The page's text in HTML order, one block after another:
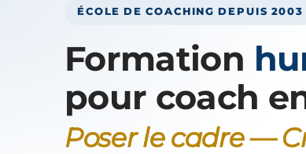
ÉCOLE DE COACHING DEPUIS 2003
Formation
pour coach
Poser le cadre —